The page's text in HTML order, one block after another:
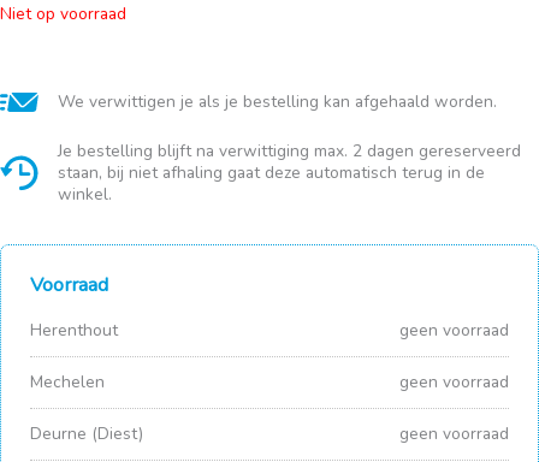
Niet op voorraad
We verwittigen je als je bestelling kan afgehaald worden.
Je bestelling blijft na verwittiging max. 2 dagen gereserveerd
staan, bij niet afhaling gaat deze automatisch terug in de
winkel.
Voorraad
Herenthout geen voorraad
Mechelen geen voorraad
Deurne (Diest) geen voorraad